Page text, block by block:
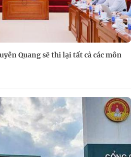
Quang sẽ thi lại tất cả các môn